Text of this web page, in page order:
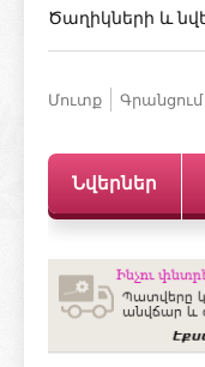
Ծաղիկների և
Մուտք Գրանցում
Նվերներ